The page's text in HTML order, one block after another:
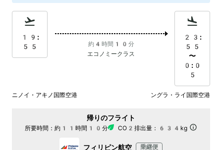
19:
55
約4時間10分
エコノミークラス
23:
55
〜
0:0
5
ニノイ・アキノ国際空港 ングラ・ライ国際空港
帰りのフライト
所要時間： 約11時間10分 CO2排出量： 634kg
フィリピン航空 乗継便